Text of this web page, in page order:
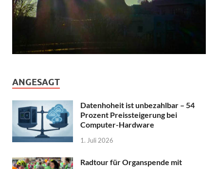
ANGESAGT
Datenhoheit ist unbezahlbar – 54
Prozent Preissteigerung bei
Computer-Hardware
1. Juli 2026
Radtour für Organspende mit